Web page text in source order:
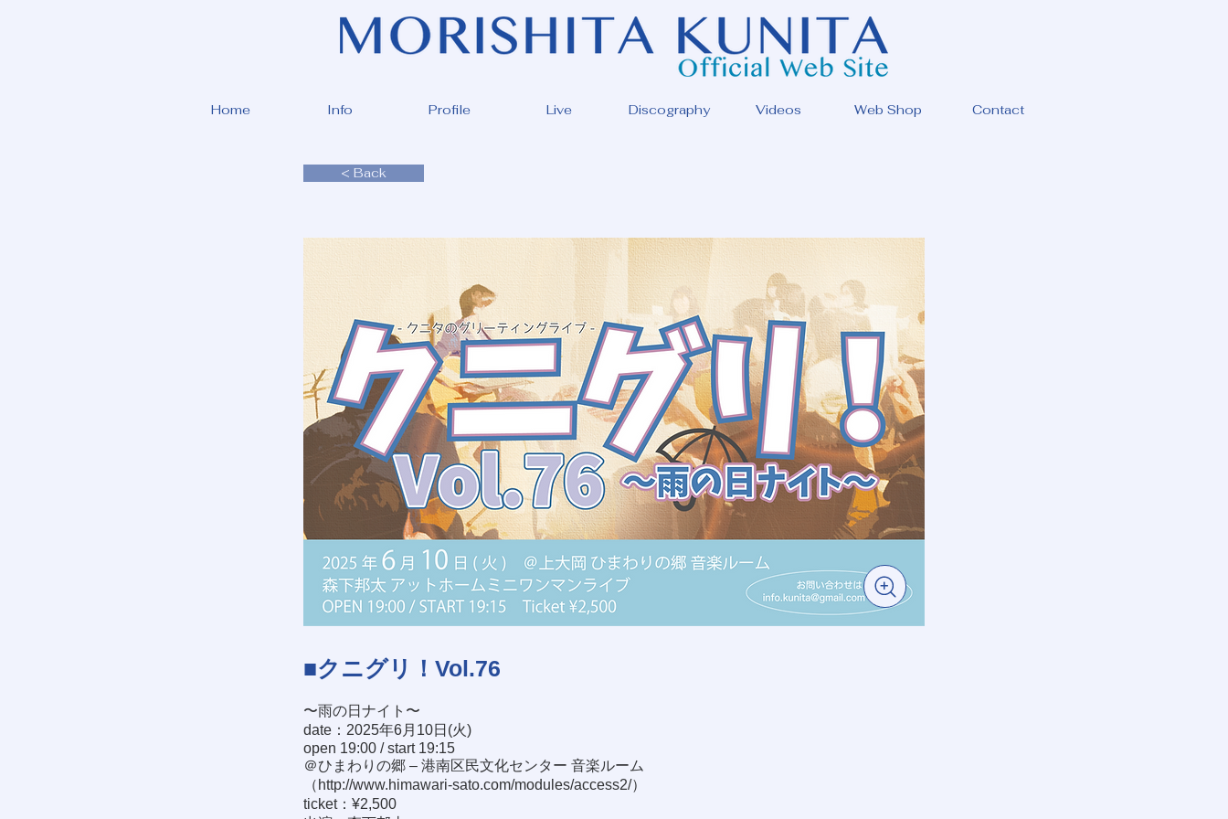
Home Info Profile Live Discography Videos Web Shop Contact
< Back
■クニグリ！Vol.76
〜雨の日ナイト〜
date：2025年6月10日(火)
open 19:00 / start 19:15
＠ひまわりの郷 – 港南区民文化センター 音楽ルーム
（ http://www.himawari-sato.com/modules/access2/）
ticket：¥2,500